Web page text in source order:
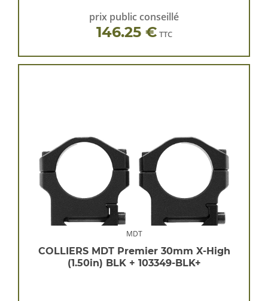
prix public conseillé
146.25 € TTC
MDT
COLLIERS MDT Premier 30mm X-High
(1.50in) BLK + 103349-BLK+